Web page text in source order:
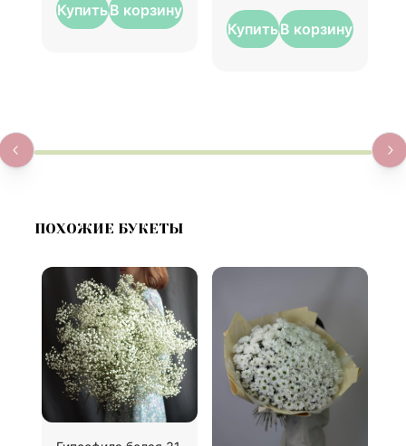
КупитьВ корзину
КупитьВ корзину
ПОХОЖИЕ БУКЕТЫ